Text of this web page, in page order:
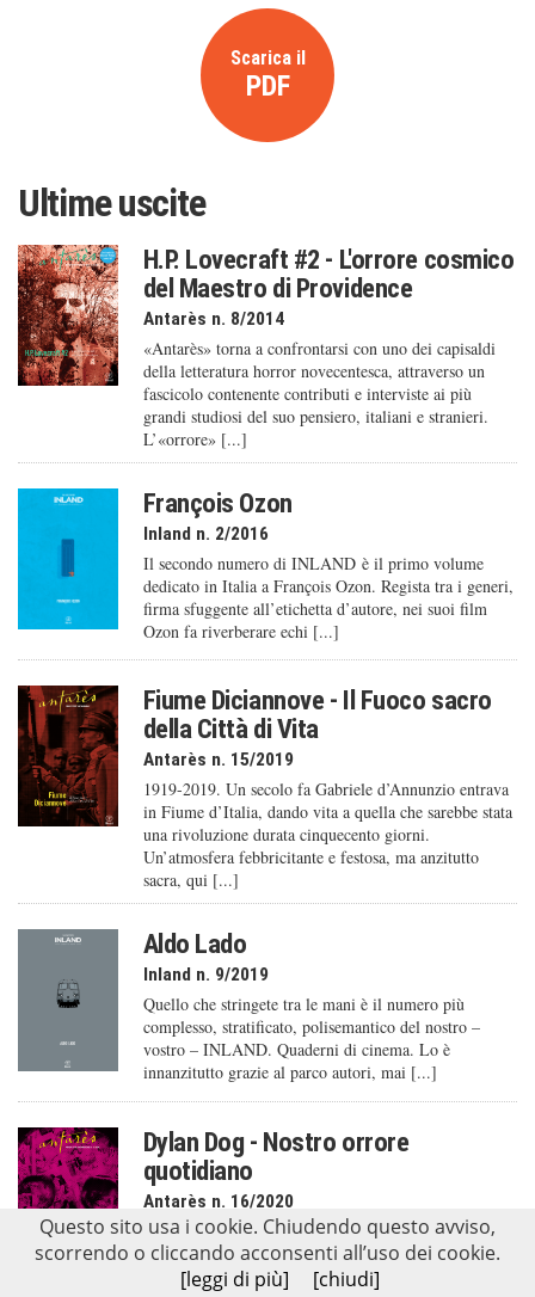
Scarica il
PDF
Ultime uscite
H.P. Lovecraft #2 - L'orrore cosmico
del Maestro di Providence
Antarès n. 8/2014
«Antarès» torna a confrontarsi con uno dei capisaldi
della letteratura horror novecentesca, attraverso un
fascicolo contenente contributi e interviste ai più
grandi studiosi del suo pensiero, italiani e stranieri.
L’«orrore» [...]
François Ozon
Inland n. 2/2016
Il secondo numero di INLAND è il primo volume
dedicato in Italia a François Ozon. Regista tra i generi,
firma sfuggente all’etichetta d’autore, nei suoi film
Ozon fa riverberare echi [...]
Fiume Diciannove - Il Fuoco sacro
della Città di Vita
Antarès n. 15/2019
1919-2019. Un secolo fa Gabriele d’Annunzio entrava
in Fiume d’Italia, dando vita a quella che sarebbe stata
una rivoluzione durata cinquecento giorni.
Un’atmosfera febbricitante e festosa, ma anzitutto
sacra, qui [...]
Aldo Lado
Inland n. 9/2019
Quello che stringete tra le mani è il numero più
complesso, stratificato, polisemantico del nostro –
vostro – INLAND. Quaderni di cinema. Lo è
innanzitutto grazie al parco autori, mai [...]
Dylan Dog - Nostro orrore
quotidiano
Antarès n. 16/2020
Detective dell’Occulto, Indagatore dell’Incubo,
Esploratore di Pluriversi: come definire altrimenti
Dylan Dog, dal 1986 residente al n. 7 della londinese
Questo sito usa i cookie. Chiudendo questo avviso,
scorrendo o cliccando acconsenti all’uso dei cookie.
[leggi di più]
[chiudi]